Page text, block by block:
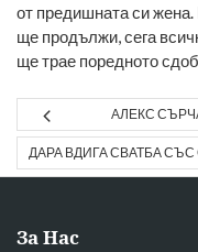
от предишната си жена.
ще продължи, сега
ще трае поредното
АЛЕКС
ДАРА ВДИГА СВАТБА
За Нас